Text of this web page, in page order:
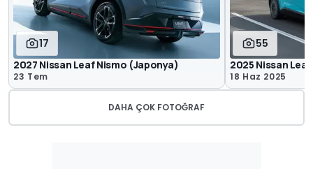
17
2027 Nissan Leaf Nismo (Japonya)
23 Tem
55
2025 Nissan Leaf
18 Haz 2025
DAHA ÇOK FOTOĞRAF